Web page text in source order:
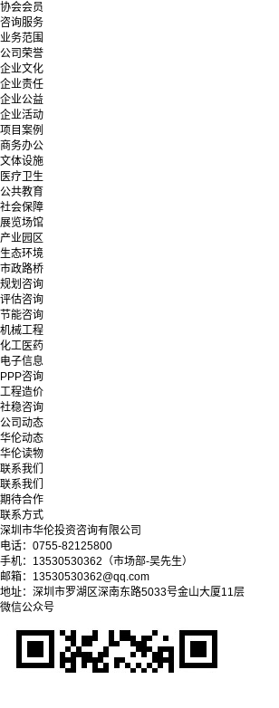
协会会员
咨询服务
业务范围
公司荣誉
企业文化
企业责任
企业公益
企业活动
项目案例
商务办公
文体设施
医疗卫生
公共教育
社会保障
展览场馆
产业园区
生态环境
市政路桥
规划咨询
评估咨询
节能咨询
机械工程
化工医药
电子信息
PPP咨询
工程造价
社稳咨询
公司动态
华伦动态
华伦读物
联系我们
联系我们
期待合作
联系方式
深圳市华伦投资咨询有限公司
电话：0755-82125800
手机：13530530362（市场部-吴先生）
邮箱：13530530362@qq.com
地址：深圳市罗湖区深南东路5033号金山大厦11层
微信公众号